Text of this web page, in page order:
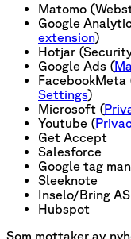
Matomo
Google
extension)
Hotjar
Google Ads (
FacebookMeta
Settings)
Microsoft (
Youtube (
Get Accept
Salesforce
Google tag
Sleeknote
Inselo/Bring AS
Hubspot
Som mottaker av